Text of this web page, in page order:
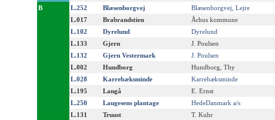
B
L.252 Blæsenborgvej
Blæsenborgvej, Lejre
L.017
Brabrandstien
Århus kommune
L.102
Dyrelund
Dyrelund
L.133
Gjern
J. Poulsen
L.132
Gjern Vestermark
J. Poulsen
L.002
Hundborg
Hundborg, Thy
L.028
Karrebæksminde
Karrebæksminde
L.195
Langå
E. Ernst
L.250
Laugesens plantage
HedeDanmark a/s
L.131
Truust
T. Kuhr